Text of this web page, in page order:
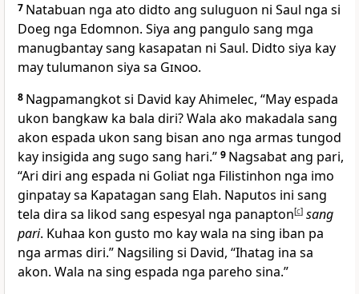
7 Natabuan nga ato didto ang suluguon ni Saul nga si
Doeg nga Edomnon. Siya ang pangulo sang mga
manugbantay sang kasapatan ni Saul. Didto siya kay
may tulumanon siya sa Ginoo.
8 Nagpamangkot si David kay Ahimelec, “May espada
ukon bangkaw ka bala diri? Wala ako makadala sang
akon espada ukon sang bisan ano nga armas tungod
kay insigida ang sugo sang hari.” 9 Nagsabat ang pari,
“Ari diri ang espada ni Goliat nga Filistinhon nga imo
ginpatay sa Kapatagan sang Elah. Naputos ini sang
tela dira sa likod sang espesyal nga panapton[c] sang
pari. Kuhaa kon gusto mo kay wala na sing iban pa
nga armas diri.” Nagsiling si David, “Ihatag ina sa
akon. Wala na sing espada nga pareho sina.”